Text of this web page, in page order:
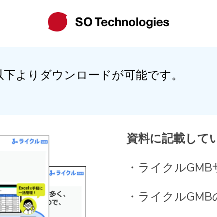
よりダウンロードが可能です。
資料に記載して
・ライクル
・ライクル